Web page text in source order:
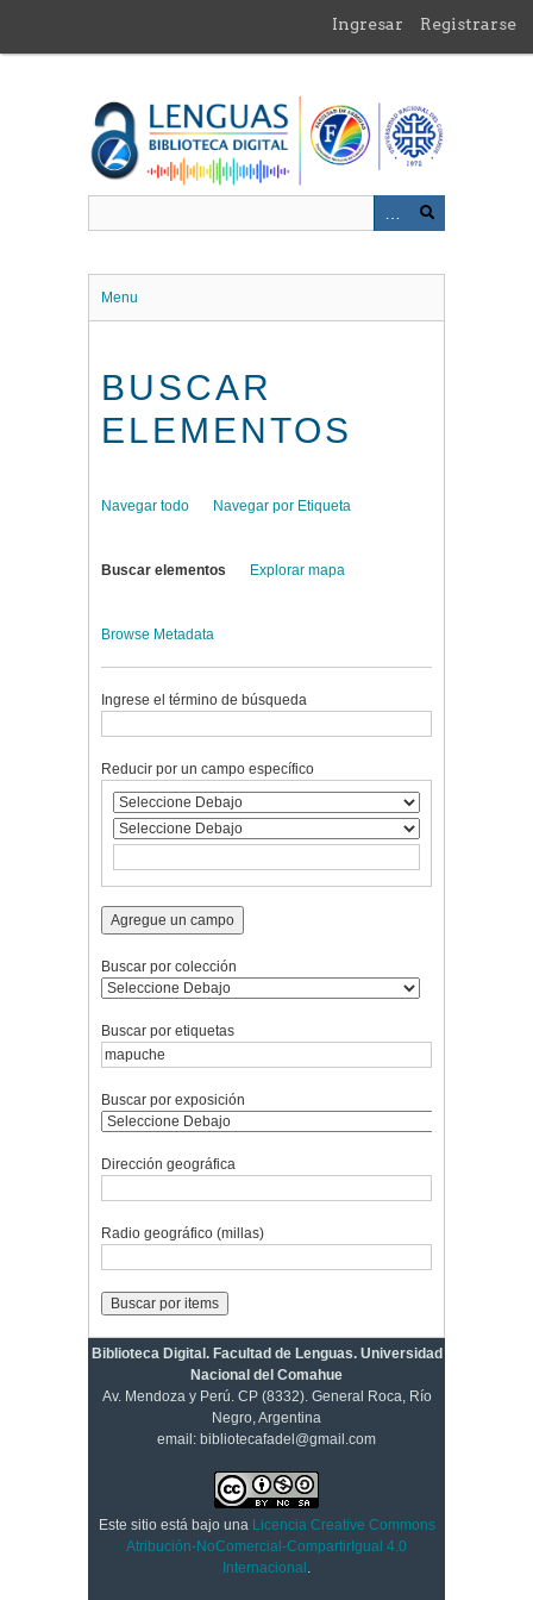
contenido
Ingresar Registrarse
Menu
BUSCAR
ELEMENTOS
Navegar todo Navegar por Etiqueta
Buscar elementos Explorar mapa
Browse Metadata
Ingrese el término de búsqueda
Reducir por un campo específico
Agregue un campo
Buscar por colección
Buscar por etiquetas
Buscar por exposición
Dirección geográfica
Radio geográfico (millas)
Biblioteca Digital. Facultad de Lenguas. Universidad
Nacional del Comahue
Av. Mendoza y Perú. CP (8332). General Roca, Río
Negro, Argentina
email: bibliotecafadel@gmail.com
Este sitio está bajo una Licencia Creative Commons
Atribución-NoComercial-CompartirIgual 4.0
Internacional .